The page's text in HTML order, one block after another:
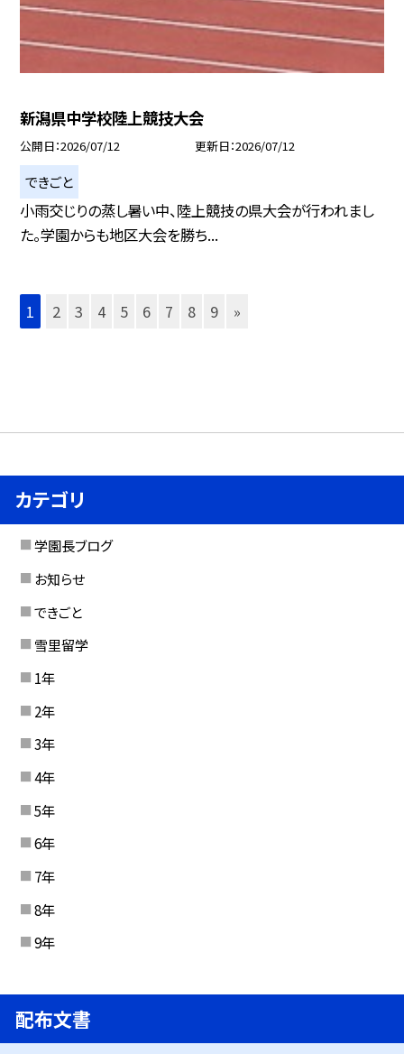
新潟県中学校陸上競技大会
公開日 2026/07/12 更新日 2026/07/12
できごと
小雨交じりの蒸し暑い中、陸上競技の県大会が行われまし
た。学園からも地区大会を勝ち...
1 2 3 4 5 6 7 8 9 »
カテゴリ
学園長ブログ
お知らせ
できごと
雪里留学
1年
2年
3年
4年
5年
6年
7年
8年
9年
配布文書